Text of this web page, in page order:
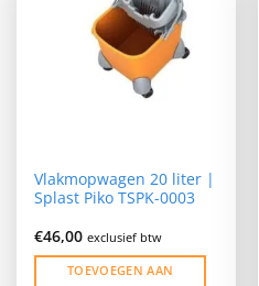
Vlakmopwagen 20 liter |
Splast Piko TSPK-0003
€46,00 exclusief btw
TOEVOEGEN AAN